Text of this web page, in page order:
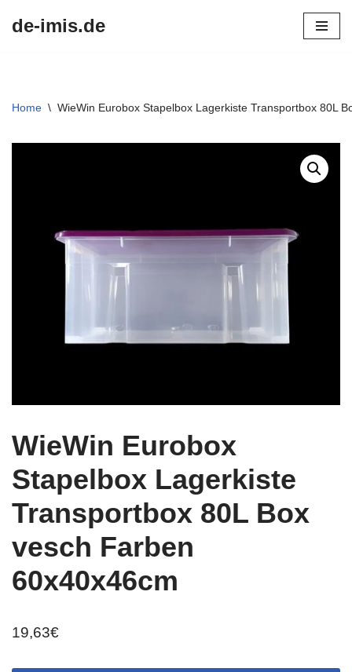
de-imis.de
Home \ WieWin Eurobox Stapelbox Lagerkiste Transportbox 80L
WieWin Eurobox
Stapelbox Lagerkiste
Transportbox 80L Box
vesch Farben
60x40x46cm
19,63€